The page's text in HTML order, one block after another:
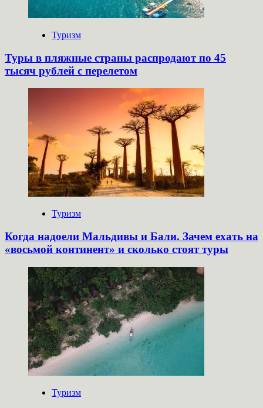
Туризм
Туры в пляжные страны распродают по 45
тысяч рублей с перелетом
Туризм
Когда надоели Мальдивы и Бали. Зачем ехать на
«восьмой континент» и сколько стоят туры
Туризм